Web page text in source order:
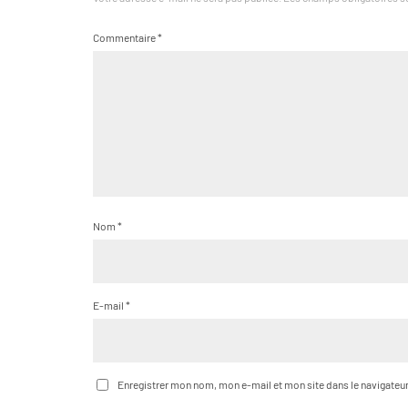
Commentaire*
Nom *
E-mail *
Enregistrer mon nom, mon e-mail et mon site dans le